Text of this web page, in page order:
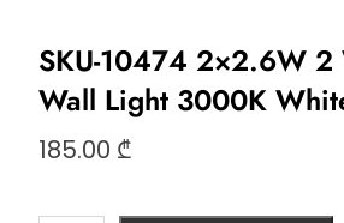
SKU-10474 2×2.6W 2
Wall Light 3000K
185.00 ₾